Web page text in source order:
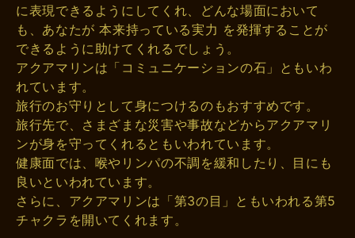
に表現できるようにしてくれ、どんな場面において
も、あなたが 本来持っている実力 を発揮することが
できるように助けてくれるでしょう。
アクアマリンは「コミュニケーションの石」ともいわ
れています。
旅行のお守りとして身につけるのもおすすめです。
旅行先で、さまざまな災害や事故などからアクアマリ
ンが身を守ってくれるともいわれています。
健康面では、喉やリンパの不調を緩和したり、目にも
良いといわれています。
さらに、アクアマリンは「第3の目」ともいわれる第5
チャクラを開いてくれます。